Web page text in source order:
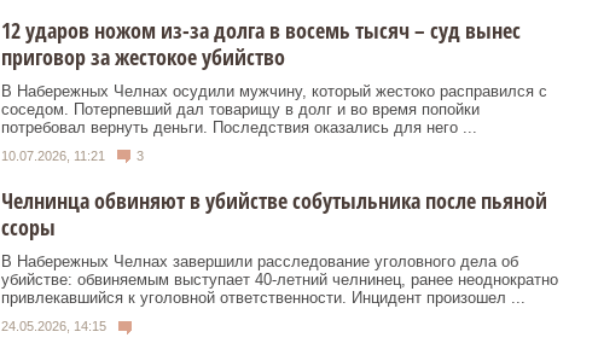
12 ударов ножом из-за долга в восемь тысяч – суд вынес
приговор за жестокое убийство
В Набережных Челнах осудили мужчину, который жестоко расправился с
соседом. Потерпевший дал товарищу в долг и во время попойки
потребовал вернуть деньги. Последствия оказались для него ...
10.07.2026, 11:21 3
Челнинца обвиняют в убийстве собутыльника после пьяной
ссоры
В Набережных Челнах завершили расследование уголовного дела об
убийстве: обвиняемым выступает 40‑летний челнинец, ранее неоднократно
привлекавшийся к уголовной ответственности. Инцидент произошел ...
24.05.2026, 14:15